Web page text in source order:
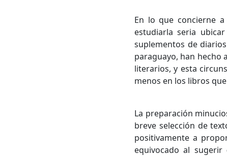
En lo que concierne
estudiarla seria
suplementos de
paraguayo, han hecho
literarios, y esta
menos en los libros
La preparación
breve selección de
positivamente a
equivocado al